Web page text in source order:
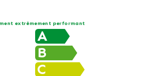
extrêmement performant
A
B
C